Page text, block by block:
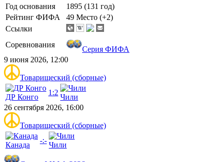
Год основания
1895 (131 год)
Рейтинг ФИФА
49 Место (+2)
Ссылки
Соревнования
Серия ФИФА
9 июня 2026, 12:00
Товарищеский (сборные)
ДР Конго
1:2
Чили
26 сентября 2026, 16:00
Товарищеский (сборные)
Канада
-:-
Чили